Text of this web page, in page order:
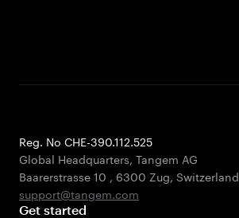
Reg. No CHE-390.112.525
Global Headquarters, Tangem AG
Baarerstrasse 10 , 6300 Zug, Switzerland
support@tangem.com
Get started